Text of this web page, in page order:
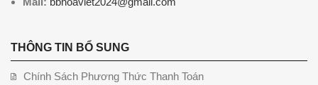
THÔNG TIN BỔ SUNG
Chính Sách Phương Thức Thanh Toán